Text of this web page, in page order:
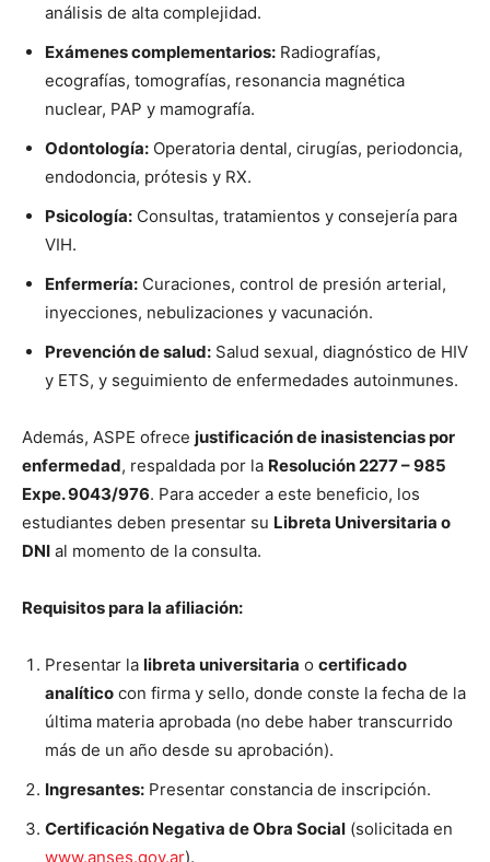
análisis de alta complejidad.
Exámenes complementarios: Radiografías,
ecografías, tomografías, resonancia magnética
nuclear, PAP y mamografía.
Odontología: Operatoria dental, cirugías, periodoncia,
endodoncia, prótesis y RX.
Psicología: Consultas, tratamientos y consejería para
VIH.
Enfermería: Curaciones, control de presión arterial,
inyecciones, nebulizaciones y vacunación.
Prevención de salud: Salud sexual, diagnóstico de HIV
y ETS, y seguimiento de enfermedades autoinmunes.
Además, ASPE ofrece justificación de inasistencias por
enfermedad, respaldada por la Resolución 2277 – 985
Expe. 9043/976. Para acceder a este beneficio, los
estudiantes deben presentar su Libreta Universitaria o
DNI al momento de la consulta.
Requisitos para la afiliación:
Presentar la libreta universitaria o certificado
analítico con firma y sello, donde conste la fecha de la
última materia aprobada (no debe haber transcurrido
más de un año desde su aprobación).
Ingresantes: Presentar constancia de inscripción.
Certificación Negativa de Obra Social (solicitada en
www.anses.gov.ar).